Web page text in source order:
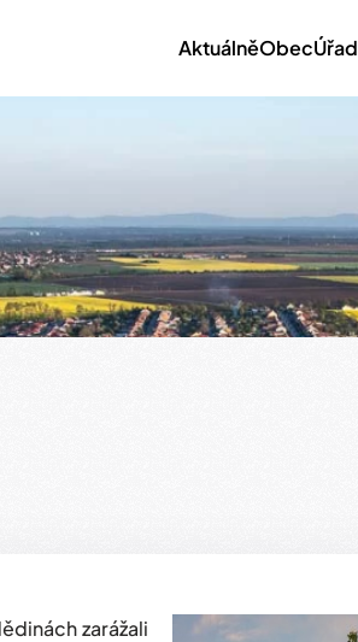
AktuálněObecÚřad
zarážali